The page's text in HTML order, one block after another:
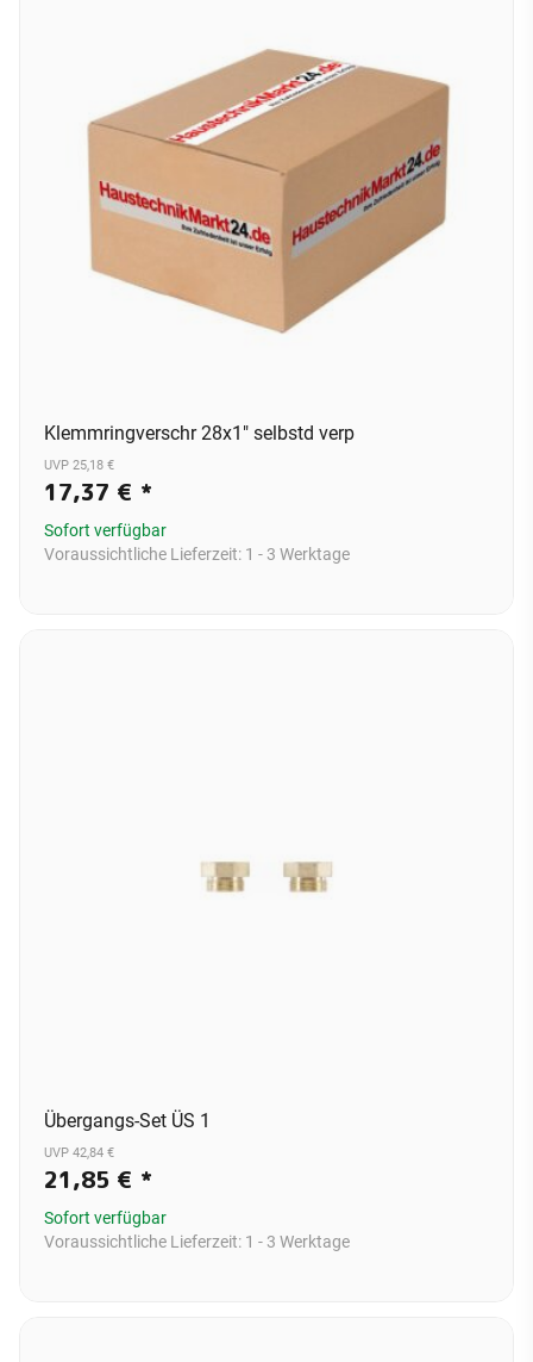
Klemmringverschr 28x1" selbstd verp
UVP 25,18 €
17,37 € *
Sofort verfügbar
Voraussichtliche Lieferzeit: 1 - 3 Werktage
Übergangs-Set ÜS 1
UVP 42,84 €
21,85 € *
Sofort verfügbar
Voraussichtliche Lieferzeit: 1 - 3 Werktage